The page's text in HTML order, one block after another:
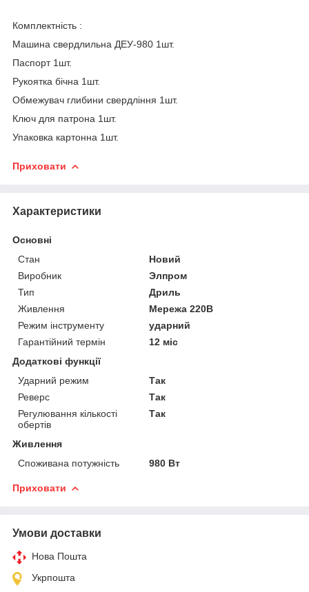
Комплектність :
Машина свердлильна ДЕУ-980 1шт.
Паспорт 1шт.
Рукоятка бічна 1шт.
Обмежувач глибини свердління 1шт.
Ключ для патрона 1шт.
Упаковка картонна 1шт.
Приховати
Характеристики
Основні
Стан
Новий
Виробник
Элпром
Тип
Дриль
Живлення
Мережа 220В
Режим інструменту
ударний
Гарантійний термін
12 міс
Додаткові функції
Ударний режим
Так
Реверс
Так
Регулювання кількості
обертів
Так
Живлення
Споживана потужність
980 Вт
Приховати
Умови доставки
Нова Пошта
Укрпошта